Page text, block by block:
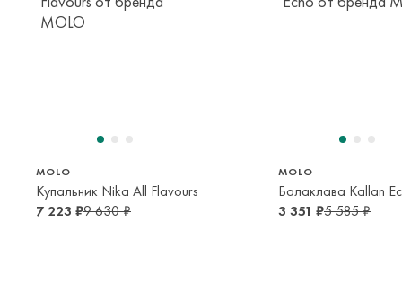
MOLO
Купальник Nika All Flavours
7 223 ₽9 630 ₽
MOLO
Балаклава Kallan
3 351 ₽5 585 ₽